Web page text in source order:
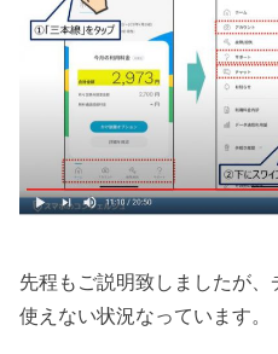
先程もご説明致しましたが、
使えない状況なっています。